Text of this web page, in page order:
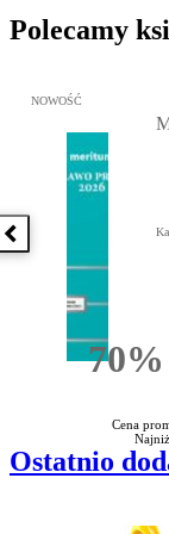
Polecamy
Poprzednia książka
Przejdź do:
NOWOŚĆ
70%
Cena
Ostatnio